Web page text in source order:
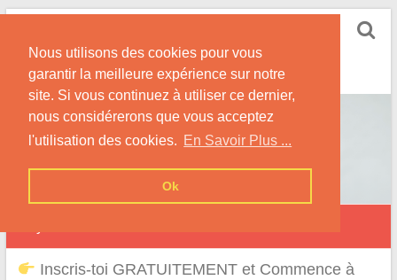
Nous utilisons des cookies pour vous
garantir la meilleure expérience sur notre
site. Si vous continuez à utiliser ce dernier,
nous considérerons que vous acceptez
l'utilisation des cookies. En Savoir Plus ...
Ok
Skip
content
Nos Conseils pour Rencontrer Une Femme
Originaire de Chine !
Inscris-toi GRATUITEMENT et Commence à